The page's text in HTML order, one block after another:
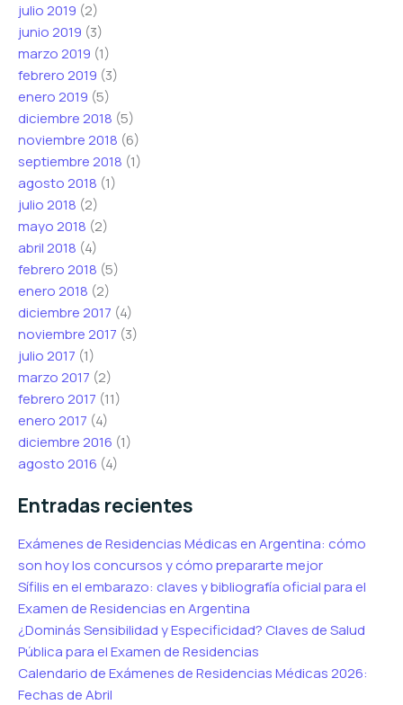
julio 2019 (2)
junio 2019 (3)
marzo 2019 (1)
febrero 2019 (3)
enero 2019 (5)
diciembre 2018 (5)
noviembre 2018 (6)
septiembre 2018 (1)
agosto 2018 (1)
julio 2018 (2)
mayo 2018 (2)
abril 2018 (4)
febrero 2018 (5)
enero 2018 (2)
diciembre 2017 (4)
noviembre 2017 (3)
julio 2017 (1)
marzo 2017 (2)
febrero 2017 (11)
enero 2017 (4)
diciembre 2016 (1)
agosto 2016 (4)
Entradas recientes
Exámenes de Residencias Médicas en Argentina: cómo
son hoy los concursos y cómo prepararte mejor
Sífilis en el embarazo: claves y bibliografía oficial para el
Examen de Residencias en Argentina
¿Dominás Sensibilidad y Especificidad? Claves de Salud
Pública para el Examen de Residencias
Calendario de Exámenes de Residencias Médicas 2026:
Fechas de Abril